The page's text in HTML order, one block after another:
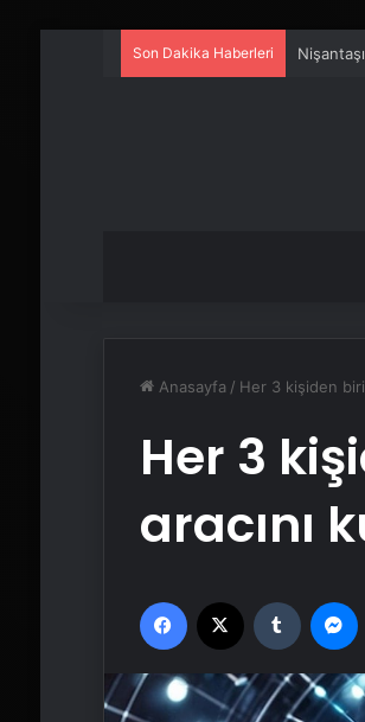
Son Dakika Haberleri Ankara
Anasayfa / Her 3 kişiden biri
Her 3
aracını
Facebook Tumblr